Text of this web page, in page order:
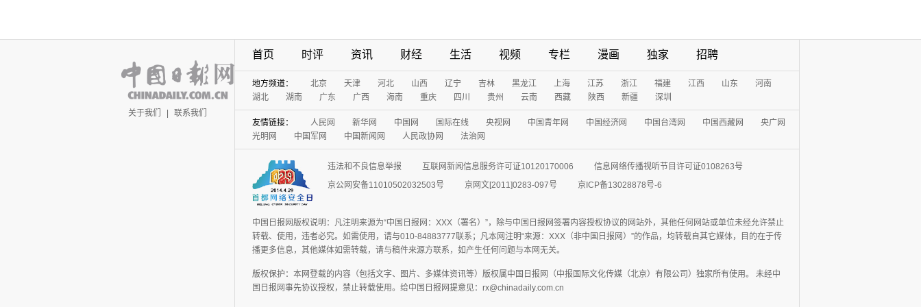
关于我们 | 联系我们
首页 时评 资讯 财经 生活 视频 专栏 漫画 独家 招聘
地方频道： 北京 天津 河北 山西 辽宁 吉林 黑龙江 上海 江苏 浙江 福建 江西 山东
河南
湖北
湖南 广东 广西 海南 重庆 四川 贵州 云南 西藏 陕西 新疆 深圳
友情链接： 人民网 新华网 中国网 国际在线 央视网 中国青年网 中国经济网 中国台湾网 中国西藏网
央广网
光明网
中国军网 中国新闻网 人民政协网 法治网
违法和不良信息举报 互联网新闻信息服务许可证10120170006
信息网络传播视听节目许可证0108263号
京公网安备11010502032503号
京网文[2011]0283-097号 京ICP备13028878号-6
中国日报网版权说明：凡注明来源为“中国日报网：XXX（署名）”，除与中国日报网签署内容授权协议的网站外，其他任何网站或单位未经允许禁止
转载、使用，违者必究。如需使用，请与010-84883777联系；凡本网注明“来源：XXX（非中国日报网）”的作品，均转载自其它媒体，目的在于传
播更多信息，其他媒体如需转载，请与稿件来源方联系，如产生任何问题与本网无关。
版权保护：本网登载的内容（包括文字、图片、多媒体资讯等）版权属中国日报网（中报国际文化传媒（北京）有限公司）独家所有使用。 未经中
国日报网事先协议授权，禁止转载使用。给中国日报网提意见：rx@chinadaily.com.cn